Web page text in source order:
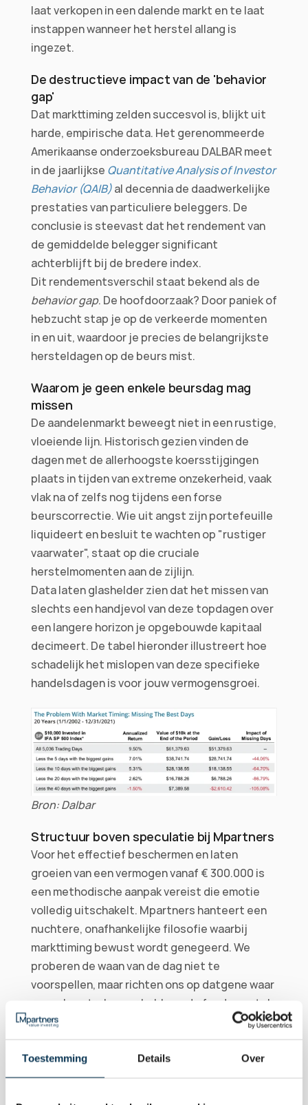
Toestemming Details Over
laat verkopen in een dalende markt en te laat
instappen wanneer het herstel allang is
ingezet.
De destructieve impact van de 'behavior
gap'
Dat markttiming zelden succesvol is, blijkt uit
harde, empirische data. Het gerenommeerde
Amerikaanse onderzoeksbureau DALBAR meet
in de jaarlijkse Quantitative Analysis of Investor
Behavior (QAIB) al decennia de daadwerkelijke
prestaties van particuliere beleggers. De
conclusie is steevast dat het rendement van
de gemiddelde belegger significant
achterblijft bij de bredere index.
behavior gap. De hoofdoorzaak? Door paniek of
hebzucht stap je op de verkeerde momenten
in en uit, waardoor je precies de belangrijkste
hersteldagen op de beurs mist.
Waarom je geen enkele beursdag mag
missen
De aandelenmarkt beweegt niet in een rustige,
vloeiende lijn. Historisch gezien vinden de
dagen met de allerhoogste koersstijgingen
plaats in tijden van extreme onzekerheid, vaak
vlak na of zelfs nog tijdens een forse
beurscorrectie. Wie uit angst zijn portefeuille
liquideert en besluit te wachten op "rustiger
vaarwater", staat op die cruciale
herstelmomenten aan de zijlijn.
Data laten glashelder zien dat het missen van
slechts een handjevol van deze topdagen over
een langere horizon je opgebouwde kapitaal
decimeert. De tabel hieronder illustreert hoe
schadelijk het mislopen van deze specifieke
handelsdagen is voor jouw vermogensgroei.
Bron: Dalbar
Structuur boven speculatie bij Mpartners
Voor het effectief beschermen en laten
groeien van een vermogen vanaf € 300.000 is
een methodische aanpak vereist die emotie
volledig uitschakelt. Mpartners hanteert een
nuchtere, onafhankelijke filosofie waarbij
markttiming bewust wordt genegeerd. We
proberen de waan van de dag niet te
voorspellen, maar richten ons op datgene waar
we wel controle over hebben: de fundamentele
kwaliteit van de onderliggende beleggingen.
Kwaliteitsselectie als anker